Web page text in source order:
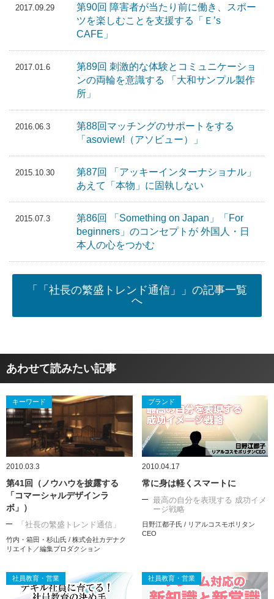
2017.09.29
第90回 障害者が当たり前に働き、スポー
ツを楽しむことを支援する「Ｅ’s
CAFE」
2017.01.6
第89回 刺激的な体験とコミュニケーショ
ンの両輪を意識する 「大和サンプル製作
所」
2016.06.3
第88回マッチングのサポートをする
「asoview!（アソビュー）」
2015.10.30
第87回 「アッキーインターナショナル」
あえて「本物」に固執しない
2015.07.3
第86回 「Something on Japan」「For
beginners」のコンセプトが 外国人・日
本人の心をつかむ
「「社長の繁盛トレンド通信」」の記事一覧
へ
あわせて読みたい記事
キーワード
2010.03.3
第41回（ノウハウを披露する
「コマーシャルデザインラ
ボ」）
「社長の繁盛トレンド通信」
竹内・箱田・杉山氏 / 株式会社カデナク
リエイト／編集プロダクション
ブランド
2010.04.17
常に身は軽くスマートに
最高の自分を表現する 成功イメ
ージ戦略
日野江都子氏 / リアルコスモポリタン
CEO
社員教育・営業 社員教育・営業